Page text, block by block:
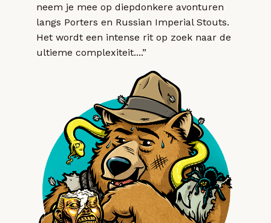
neem je mee op diepdonkere avonturen
langs Porters en Russian Imperial Stouts.
Het wordt een intense rit op zoek naar de
ultieme complexiteit....”